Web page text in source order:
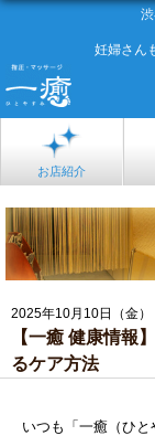
妊婦さん
お店紹介
2025年10月10日（金）
【一癒 健康情報
るケア方法
いつも「一癒（ひ